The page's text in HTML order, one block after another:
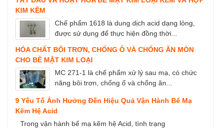
KIM KẼM
Chế phẩm 1618 là dung dịch acid dạng lỏng,
được sử dụng để thực hiện đồng thời...
HÓA CHẤT BÔI TRƠN, CHỐNG Ố VÀ CHỐNG ĂN MÒN
CHO BỀ MẶT KIM LOẠI
MC 271-1 là chế phẩm xử lý sau mạ, có chức
năng bôi trơn, chống ố và chống ăn...
9 Yếu Tố Ảnh Hưởng Đến Hiệu Quả Vận Hành Bể Mạ
Kẽm Hệ Acid
Trong vận hành bể mạ kẽm hệ Acid, tình trạng